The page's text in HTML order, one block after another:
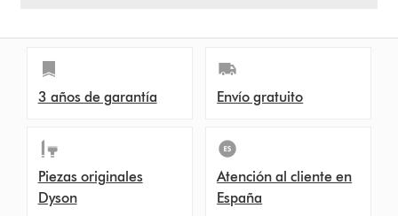
3 años de garantía Envío gratuito
Piezas originales
Dyson
Atención al cliente en
España